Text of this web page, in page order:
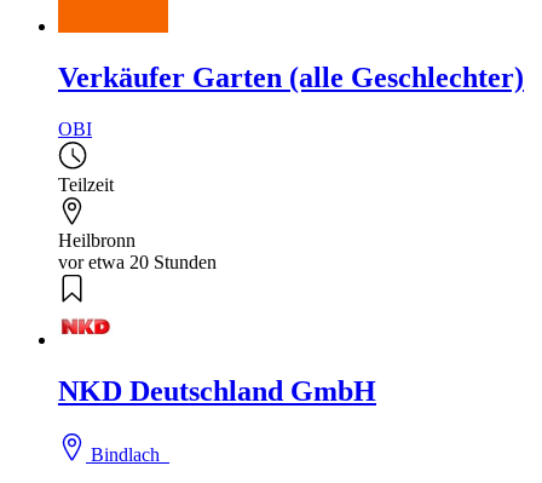
Verkäufer Garten (alle Geschlechter)
OBI
Teilzeit
Heilbronn
vor etwa 20 Stunden
NKD Deutschland GmbH
Bindlach